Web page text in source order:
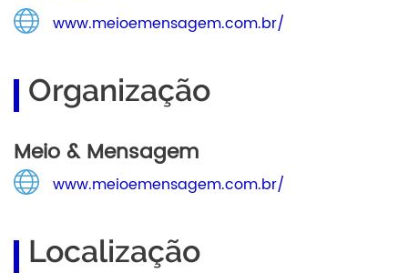
www.meioemensagem.com.br/
Organização
Meio & Mensagem
www.meioemensagem.com.br/
Localização